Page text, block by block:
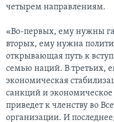
четырем направлениям.
«Во-первых, ему нужны
вторых, ему нужна
открывающая путь к
семью наций. В третьих,
экономическая
санкций и экономическое
приведет к членству во
организации. И